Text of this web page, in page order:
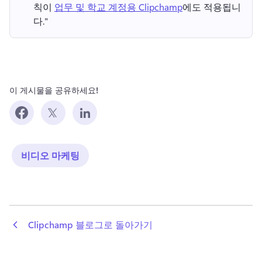
칙이 업무 및 학교 계정용 Clipchamp에도 적용됩니
다."
이 게시물을 공유하세요!
비디오 마케팅
Clipchamp 블로그로 돌아가기